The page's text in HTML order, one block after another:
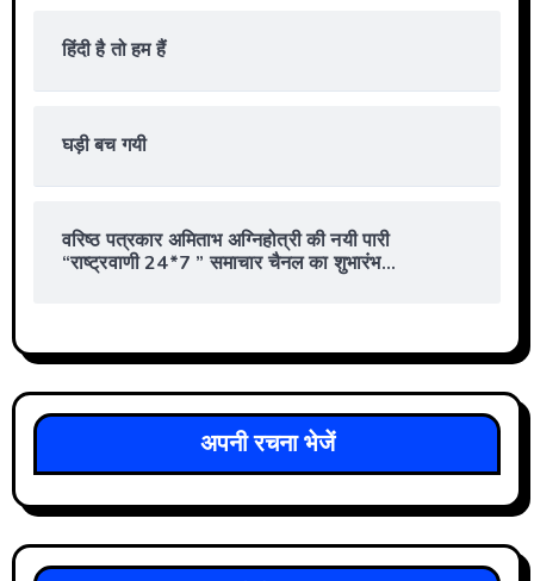
हिंदी है तो हम हैं
घड़ी बच गयी
वरिष्ठ पत्रकार अमिताभ अग्निहोत्री की नयी पारी
“राष्ट्रवाणी 24*7 ” समाचार चैनल का शुभारंभ…
अपनी रचना भेजें